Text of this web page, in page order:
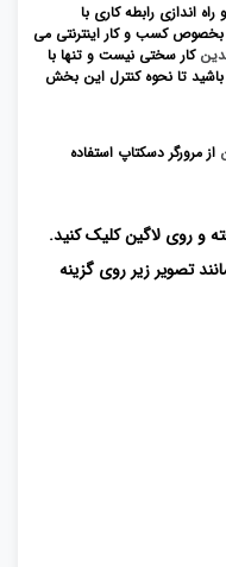
اندازی رابطه کاری با
بخصوص کسب و کار اینترنتی می
کار سختی نیست و تنها با
تا نحوه کنترل این بخش
از مرورگر دسکتاپ استفاده
و روی لاگین کلیک کنید.
تصویر زیر روی گزینه